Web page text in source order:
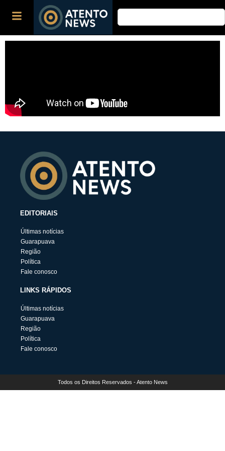
EDITORIAIS
Últimas notícias
Guarapuava
Região
Política
Fale conosco
LINKS RÁPIDOS
Últimas notícias
Guarapuava
Região
Política
Fale conosco
Todos os Direitos Reservados - Atento News